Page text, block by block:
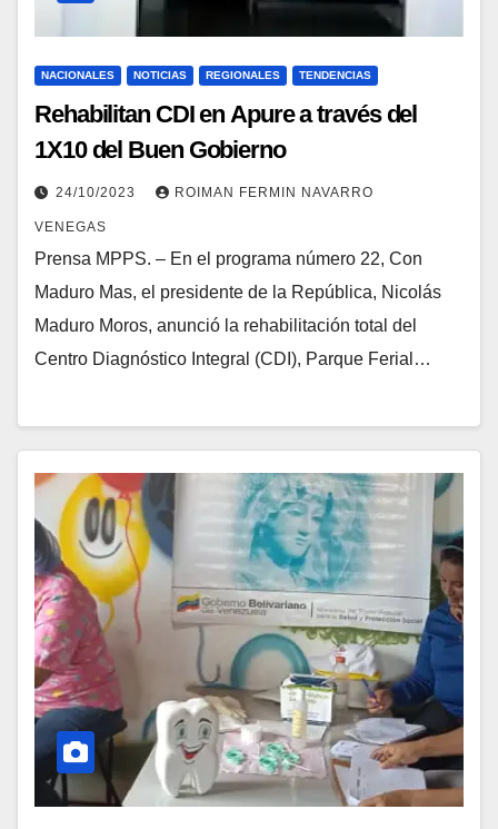
NACIONALES NOTICIAS REGIONALES TENDENCIAS
Rehabilitan CDI en Apure a través del
1X10 del Buen Gobierno
24/10/2023 ROIMAN FERMIN NAVARRO
VENEGAS
Prensa MPPS. – En el programa número 22, Con
Maduro Mas, el presidente de la República, Nicolás
Maduro Moros, anunció la rehabilitación total del
Centro Diagnóstico Integral (CDI), Parque Ferial…